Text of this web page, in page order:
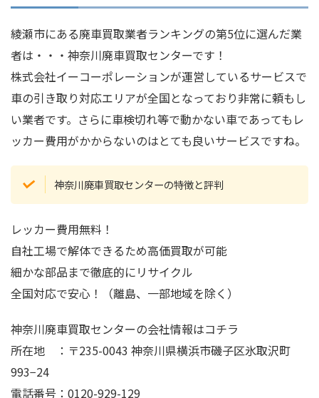
綾瀬市にある廃車買取業者ランキングの第5位に選んだ業
者は・・・神奈川廃車買取センターです！
株式会社イーコーポレーションが運営しているサービスで
車の引き取り対応エリアが全国となっており非常に頼もし
い業者です。さらに車検切れ等で動かない車であってもレ
ッカー費用がかからないのはとても良いサービスですね。
神奈川廃車買取センターの特徴と評判
レッカー費用無料！
自社工場で解体できるため高価買取が可能
細かな部品まで徹底的にリサイクル
全国対応で安心！（離島、一部地域を除く）
神奈川廃車買取センターの会社情報はコチラ
所在地 ：〒235-0043 神奈川県横浜市磯子区氷取沢町
993−24
電話番号：0120-929-129